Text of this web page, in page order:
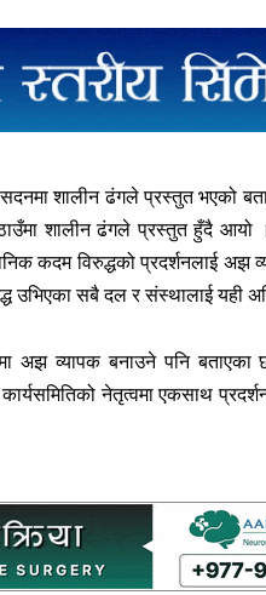
शालीन ढंगले प्रस्तुत भएको
शालीन ढंगले प्रस्तुत हुँदै
कदम विरुद्धको प्रदर्शनलाई अझ
उभिएका सबै दल र संस्थालाई यही
अझ व्यापक बनाउने पनि
नेतृत्वमा एकसाथ